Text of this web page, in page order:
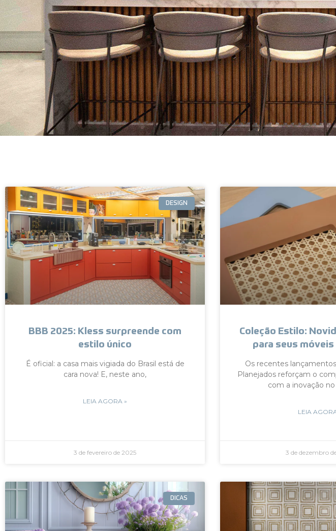
DESIGN
BBB 2025: Kless surpreende com
estilo único
É oficial: a casa mais vigiada do Brasil está de
cara nova! E, neste ano,
LEIA AGORA »
3 de fevereiro de 2025
Coleção Estilo:
para seus
Os recentes
Planejados reforçam o
com a inovação
LEIA
3 de dezembro
DICAS